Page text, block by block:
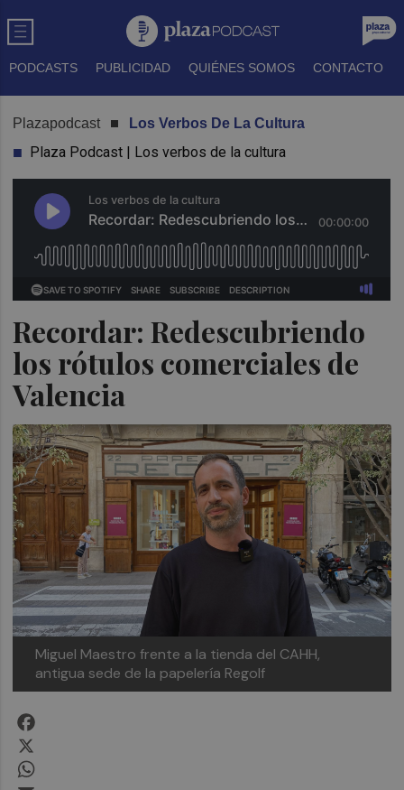
PODCASTS PUBLICIDAD QUIÉNES SOMOS CONTACTO
Plazapodcast Los Verbos De La Cultura
Recordar: Redescubriendo
los rótulos comerciales de
Valencia
Plaza Podcast | Los verbos de la cultura
Miguel Maestro frente a la tienda del CAHH,
antigua sede de la papelería Regolf